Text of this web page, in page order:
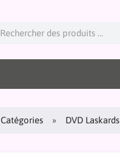
Catégories DVD Laskards